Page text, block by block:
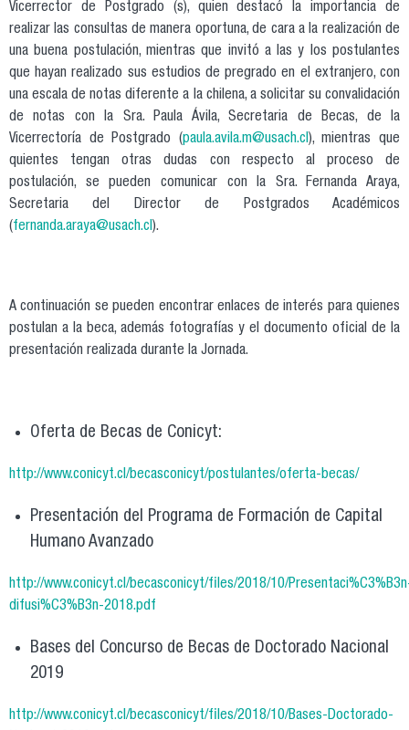
Vicerrector de Postgrado (s), quien destacó la importancia de
realizar las consultas de manera oportuna, de cara a la realización de
una buena postulación, mientras que invitó a las y los postulantes
que hayan realizado sus estudios de pregrado en el extranjero, con
una escala de notas diferente a la chilena, a solicitar su convalidación
de notas con la Sra. Paula Ávila, Secretaria de Becas, de la
Vicerrectoría de Postgrado (paula.avila.m@usach.cl), mientras que
quientes tengan otras dudas con respecto al proceso de
postulación, se pueden comunicar con la Sra. Fernanda Araya,
Secretaria del Director de Postgrados Académicos
(fernanda.araya@usach.cl).
A continuación se pueden encontrar enlaces de interés para quienes
postulan a la beca, además fotografías y el documento oficial de la
presentación realizada durante la Jornada.
Oferta de Becas de Conicyt:
http://www.conicyt.cl/becasconicyt/postulantes/oferta-becas/
Presentación del Programa de Formación de Capital
Humano Avanzado
http://www.conicyt.cl/becasconicyt/files/2018/10/
difusi%C3%B3n-2018.pdf
Bases del Concurso de Becas de Doctorado Nacional
2019
http://www.conicyt.cl/becasconicyt/files/2018/10/Bases-Doctorado-